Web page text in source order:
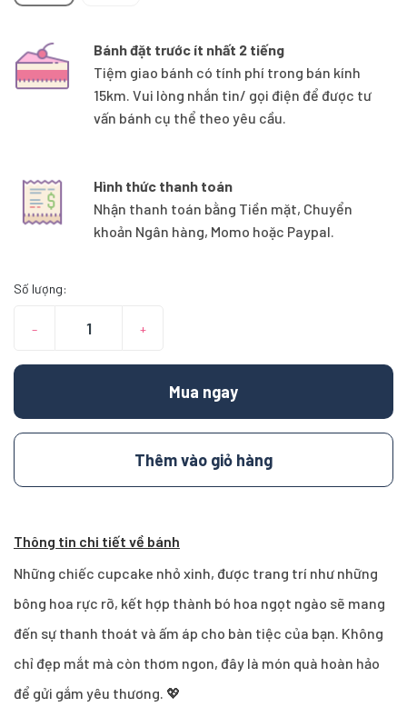
Bánh đặt trước ít nhất 2 tiếng
Tiệm giao bánh có tính phí trong bán kính
15km. Vui lòng nhắn tin/ gọi điện để được tư
vấn bánh cụ thể theo yêu cầu.
Hình thức thanh toán
Nhận thanh toán bằng Tiền mặt, Chuyển
khoản Ngân hàng, Momo hoặc Paypal.
Số lượng:
– +
Mua ngay
Thêm vào giỏ hàng
Thông tin chi tiết về bánh
Những chiếc cupcake nhỏ xinh, được trang trí như những
bông hoa rực rỡ, kết hợp thành bó hoa ngọt ngào sẽ mang
đến sự thanh thoát và ấm áp cho bàn tiệc của bạn. Không
chỉ đẹp mắt mà còn thơm ngon, đây là món quà hoàn hảo
để gửi gắm yêu thương. 💖